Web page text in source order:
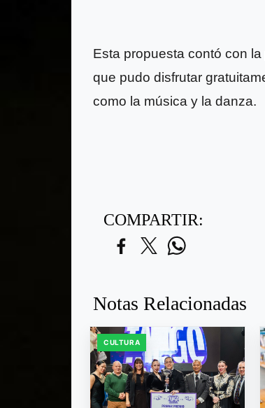
Esta propuesta contó con
que pudo disfrutar
como la música y la danza.
COMPARTIR:
Notas Relacionadas
CULTURA